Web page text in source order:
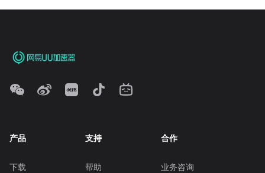
产品
下载
支持
帮助
合作
业务咨询